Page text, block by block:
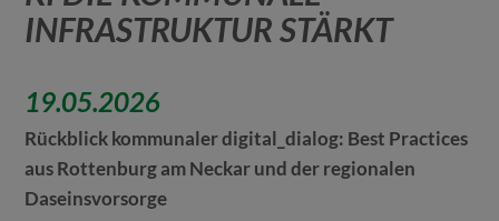
INFRASTRUKTUR STÄRKT
19.05.2026
Rückblick kommunaler digital_dialog: Best Practices
aus Rottenburg am Neckar und der regionalen
Daseinsvorsorge